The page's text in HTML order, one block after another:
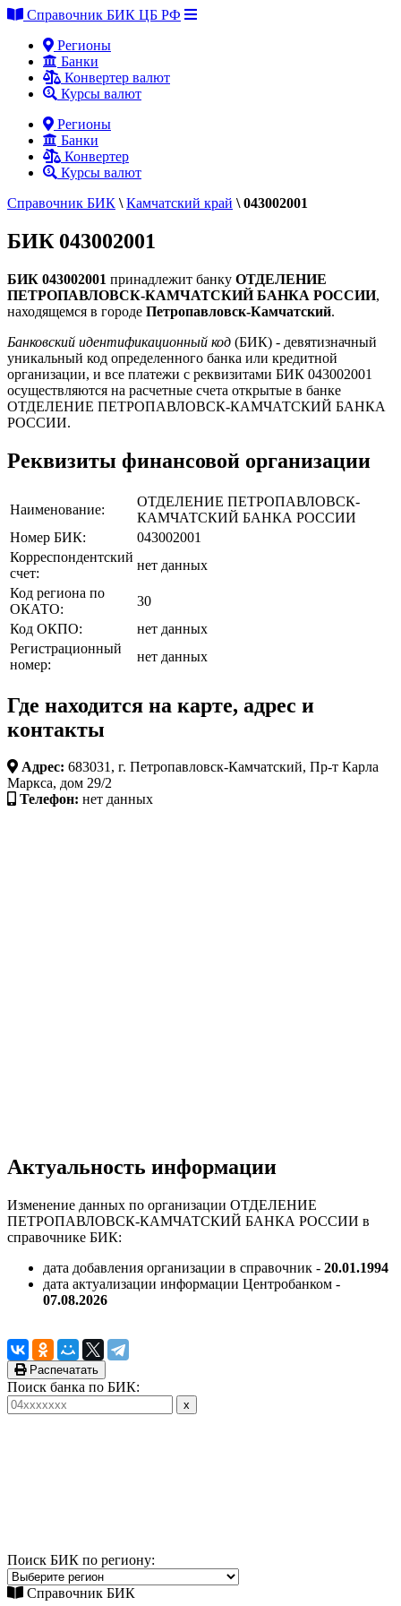
Справочник БИК ЦБ РФ
Регионы
Банки
Конвертер валют
Курсы валют
Регионы
Банки
Конвертер
Курсы валют
Справочник БИК \ Камчатский край \ 043002001
БИК 043002001
БИК 043002001 принадлежит банку ОТДЕЛЕНИЕ
ПЕТРОПАВЛОВСК-КАМЧАТСКИЙ БАНКА РОССИИ,
находящемся в городе Петропавловск-Камчатский.
Банковский идентификационный код (БИК) - девятизначный
уникальный код определенного банка или кредитной
организации, и все платежи с реквизитами БИК 043002001
осуществляются на расчетные счета открытые в банке
ОТДЕЛЕНИЕ ПЕТРОПАВЛОВСК-КАМЧАТСКИЙ БАНКА
РОССИИ.
Реквизиты финансовой организации
Наименование:
ОТДЕЛЕНИЕ ПЕТРОПАВЛОВСК-
КАМЧАТСКИЙ БАНКА РОССИИ
Номер БИК:
043002001
Корреспондентский
счет:
нет данных
Код региона по
ОКАТО:
30
Код ОКПО:
нет данных
Регистрационный
номер:
нет данных
Где находится на карте, адрес и
контакты
Адрес: 683031, г. Петропавловск-Камчатский, Пр-т Карла
Маркса, дом 29/2
Телефон: нет данных
Актуальность информации
Изменение данных по организации ОТДЕЛЕНИЕ
ПЕТРОПАВЛОВСК-КАМЧАТСКИЙ БАНКА РОССИИ в
справочнике БИК:
дата добавления организации в справочник - 20.01.1994
дата актуализации информации Центробанком -
07.08.2026
Распечатать
Поиск банка по БИК:
Поиск БИК по региону:
Справочник БИК